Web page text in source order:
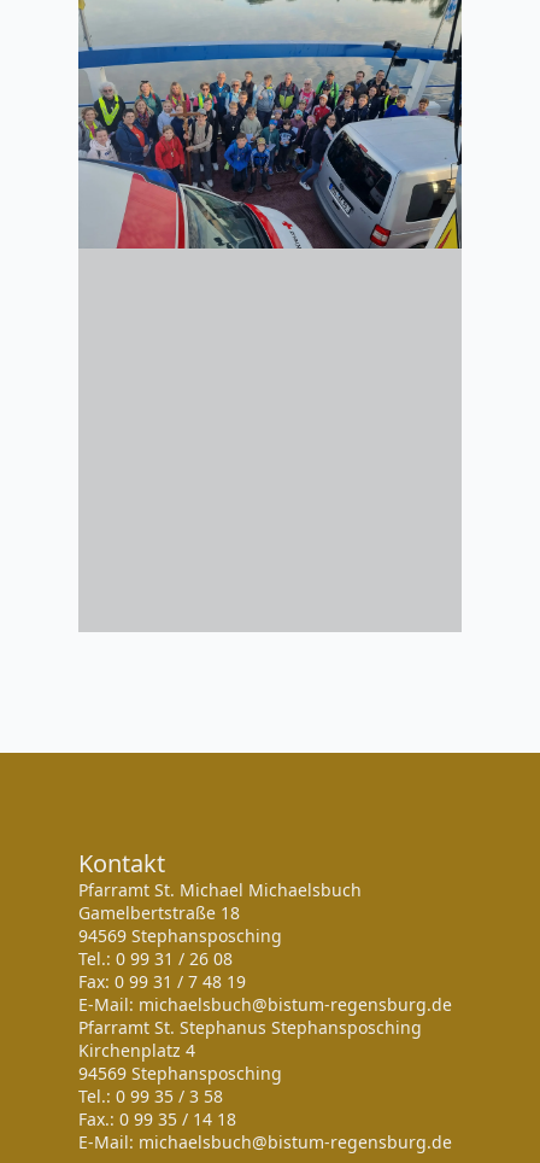
Kontakt
Pfarramt St. Michael Michaelsbuch
Gamelbertstraße 18
94569 Stephansposching
Tel.: 0 99 31 / 26 08
Fax: 0 99 31 / 7 48 19
E-Mail: michaelsbuch@bistum-regensburg.de
Pfarramt St. Stephanus Stephansposching
Kirchenplatz 4
94569 Stephansposching
Tel.: 0 99 35 / 3 58
Fax.: 0 99 35 / 14 18
E-Mail: michaelsbuch@bistum-regensburg.de